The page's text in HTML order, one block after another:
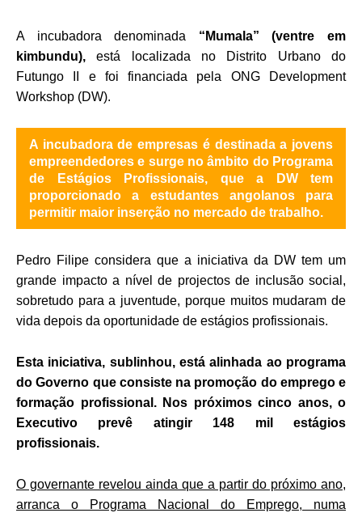
A incubadora denominada “Mumala” (ventre em
kimbundu), está localizada no Distrito Urbano do
Futungo II e foi financiada pela ONG Development
Workshop (DW).
A incubadora de empresas é destinada a jovens
empreendedores e surge no âmbito do Programa
de Estágios Profissionais, que a DW tem
proporcionado a estudantes angolanos para
permitir maior inserção no mercado de trabalho.
Pedro Filipe considera que a iniciativa da DW tem um
grande impacto a nível de projectos de inclusão social,
sobretudo para a juventude, porque muitos mudaram de
vida depois da oportunidade de estágios profissionais.
Esta iniciativa, sublinhou, está alinhada ao programa
do Governo que consiste na promoção do emprego e
formação profissional. Nos próximos cinco anos, o
Executivo prevê atingir 148 mil estágios
profissionais.
O governante revelou ainda que a partir do próximo ano,
arranca o Programa Nacional do Emprego, numa